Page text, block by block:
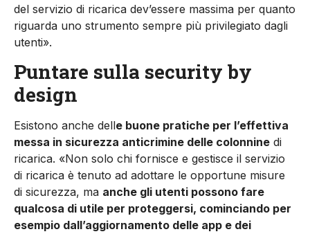
del servizio di ricarica dev’essere massima per quanto
riguarda uno strumento sempre più privilegiato dagli
utenti».
Puntare sulla security by
design
Esistono anche delle buone pratiche per l’effettiva
messa in sicurezza anticrimine delle colonnine di
ricarica. «Non solo chi fornisce e gestisce il servizio
di ricarica è tenuto ad adottare le opportune misure
di sicurezza, ma anche gli utenti possono fare
qualcosa di utile per proteggersi, cominciando per
esempio dall’aggiornamento delle app e dei